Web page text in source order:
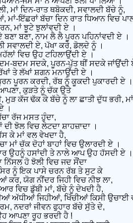
ਮਾਂ ਦਿਨ-ਰਾਤ ਥਬੋਕਦੀ, ਸਵਾਲਦੀ ਬੱਚੇ ਨੂੰ,
ਮਾਂ-ਇੱਛਰਾਂ ਬੱਚਾ ਦਿਨ ਰਾਤ ਧਿਆਨ ਵਿਚ
ਮਾਂ ਝੂਟੇ ਝੁਲਾਂਵਦੀ ਏ ।
ਬਣਾ, ਨਾਮ ਲੈ ਲੈ ਪੂਰਨ ਪਹਿਨਾਂਵਦੀ ਏ ।
ਸਵਾਲਦੀ ਏ, ਪੱਖਾ ਕਰੇ, ਡੋਲਦੇ ਨੂੰ ।
ਵਿਚ ਉਹ ਟਹਿਲਾਉਂਦੀ ਏ ।
ਬਦਮ ਸਦਕੇ, ਪੂਰਨ-ਪੁੱਤ ਥੀਂ ਸਦਕੇ ਜਾਂਉਂਦੀ
ਤੇ ਲੱਖਾਂ ਸ਼ਗਨ ਮਨਾਉਂਦੀ ਏ ।
ਪੂਰਨ ਕਰਦੀ, ਰੱਬ ਨੂੰ ਕੂਕਦੀ ਪੁਕਾਰਦੀ ਏ ।
ਕੁੜਤੇ ਨੂੰ ਚੱਕ ਉਤੇ
ਮੁੜ ਕੱਜ ਢੱਕ ਕੇ ਬੱਚੇ ਨੂੰ ਲਾ ਛਾਤੀ ਦੁੱਧ ਭਰੀ,
।
ਰੱਜ ਮਸਤ ਹੁੰਦਾ,
ਦੀ ਝੋਲ ਵਿਚ ਲੇਟਦਾ ਸ਼ਾਹਜ਼ਾਦਾ ।
ਕੇ ਮਾਂ ਵਲ ਵੇਖਦਾ ਹੈ,
ਮਾਂ ਚੱਕ ਦੋਹਾਂ ਬਾਹਾਂ ਵਿਚ ਉਲਾਰਦੀ ਏ ।
ਉਹਨੂੰ ਹਸਾਂਦੀ ਤੇ ਨਾਲੇ ਆਪ ਉਹ ਹੱਸਦੀ ਏ ।
ਨਿੱਸਲ ਹੋ ਝੋਲੀ ਵਿਚ ਜਦ ਸੌਂਦਾ
ਨੂੰ ਇਕ ਪਾਸੇ ਚਰਨ ਰੱਬ ਤੇ ਸੁਟ ਕੇ
ਕਰ, ਯੋਗ ਨੀਂਦਰ ਜਿਹੀ ਵਿਚ ਨੀਝ ਲਾ,
ਵਿਚ ਡੁੱਬੀ ਮਾਂ, ਬੱਚੇ ਨੂੰ ਦੇਖਦੀ ਹੈ,
ਅੱਧੀਆਂ ਜਿਹੀਆਂ, ਖਿੱਚੀਆਂ ਕਿਸੀ ਉਚਾਈ
ਨਦਰਾਂ ਜੀਵਨ ਫੁਹਾਰ ਬੱਚੇ ਸੁੱਤੇ ਦੇ,
ਆਪਣਾ ਰੂਹ ਭਰਦੀ ਹੈ !